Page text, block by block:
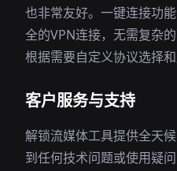
也非常友好。一键连接功
全的VPN连接，无需复杂
根据需要自定义协议选择和
客户服务与支持
解锁流媒体工具提供全天
到任何技术问题或使用疑